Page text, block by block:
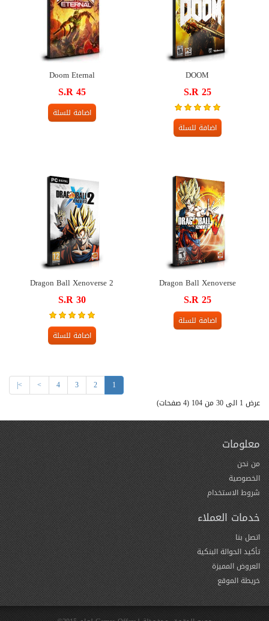
DOOM
S.R 25
اضافة للسلة
Doom Eternal
S.R 45
اضافة للسلة
Dragon Ball Xenoverse
S.R 25
اضافة للسلة
Dragon Ball Xenoverse 2
S.R 30
اضافة للسلة
1
2
3
4
>
>|
عرض 1 الى 30 من 104 (4 صفحات)
معلومات
من نحن
الخصوصية
شروط الاستخدام
خدمات العملاء
اتصل بنا
تأكيد الحوالة البنكية
العروض المميزة
خريطة الموقع